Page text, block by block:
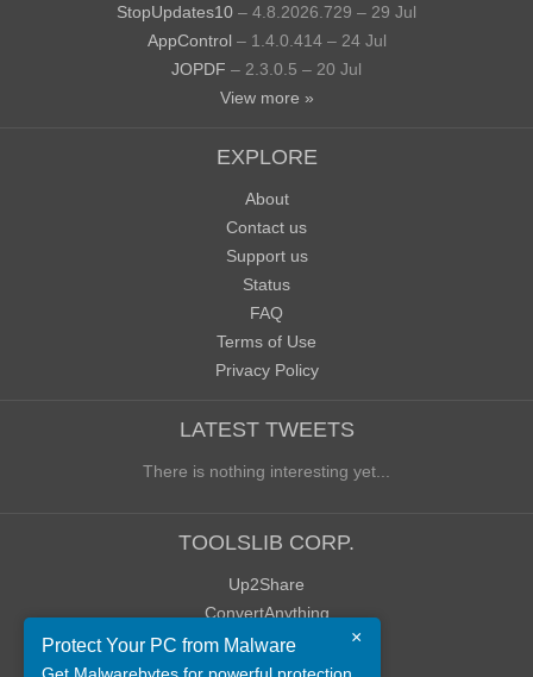
StopUpdates10 – 4.8.2026.729 – 29 Jul
AppControl – 1.4.0.414 – 24 Jul
JOPDF – 2.3.0.5 – 20 Jul
View more »
EXPLORE
About
Contact us
Support us
Status
FAQ
Terms of Use
Privacy Policy
LATEST TWEETS
There is nothing interesting yet...
TOOLSLIB CORP.
Up2Share
ConvertAnything
WoWClassicUI (WCUI)
Old Blog
×
Protect Your PC from Malware